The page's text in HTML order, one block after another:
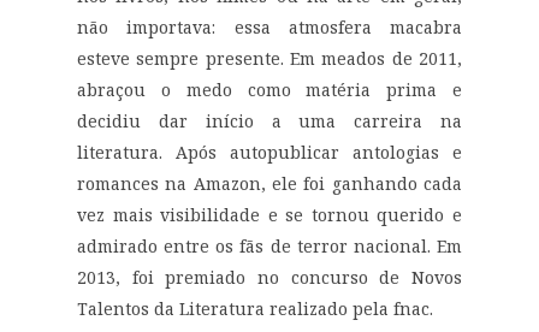
não importava: essa atmosfera macabra
esteve sempre presente. Em meados de 2011,
abraçou o medo como matéria prima e
decidiu dar início a uma carreira na
literatura. Após autopublicar antologias e
romances na Amazon, ele foi ganhando cada
vez mais visibilidade e se tornou querido e
admirado entre os fãs de terror nacional. Em
2013, foi premiado no concurso de Novos
Talentos da Literatura realizado pela fnac.